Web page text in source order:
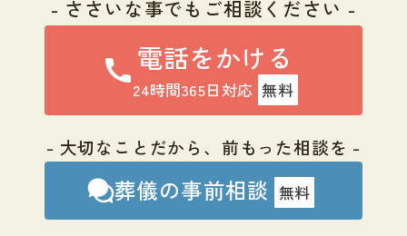
- ささいな事でもご相談ください -
電話をかける
24時間365日対応 無料
- 大切なことだから、前もった相談を -
葬儀の事前相談 無料